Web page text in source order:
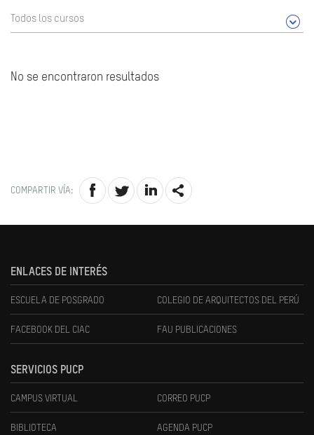
Todos los cursos
No se encontraron resultados
COMPARTIR VÍA:
ENLACES DE INTERÉS
ESCUELA DE POSGRADO COLEGIO DE ARQUITECTOS DEL PERÚ
FACEBOOK DEL CIAC FAU PUBLICACIONES
SERVICIOS PUCP
CAMPUS VIRTUAL CORREO PUCP
BIBLIOTECA AGENDA PUCP